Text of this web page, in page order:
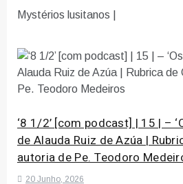
Mystérios lusitanos |
‘8 1/2’ [com podcast] | 15 | –
de Alauda Ruiz de Azúa |
autoria de Pe. Teodoro
20 Junho, 2026